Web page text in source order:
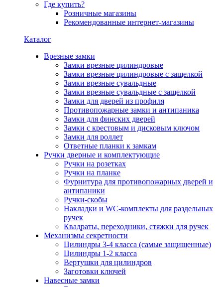
Где купить?
Розничные магазины
Рекомендованные интернет-магазины
Каталог
Врезные замки
Замки врезные цилиндровые
Замки врезные цилиндровые с защелкой
Замки врезные сувальдные
Замки врезные сувальдные с защелкой
Замки для дверей из профиля
Противопожарные замки и антипаника
Замки для финских дверей
Замки с крестовым и дисковым ключом
Замки для роллет
Ответные планки к замкам
Ручки дверные и комплектующие
Ручки на розетках
Ручки на планке
Фурнитура для противопожарных дверей и
антипаники
Ручки-скобы
Накладки и WC-комплекты для раздельных
ручек
Квадраты, переходники, стяжки для ручек
Механизмы секретности
Цилиндры 3-4 класса (самые защищенные)
Цилиндры 1-2 класса
Вертушки для цилиндров
Заготовки ключей
Навесные замки